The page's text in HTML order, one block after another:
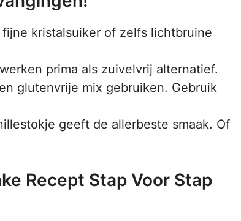
kristalsuiker of zelfs lichtbruine
prima als zuivelvrij alternatief.
glutenvrije mix gebruiken. Gebruik
geeft de allerbeste smaak. Of
Recept Stap Voor Stap